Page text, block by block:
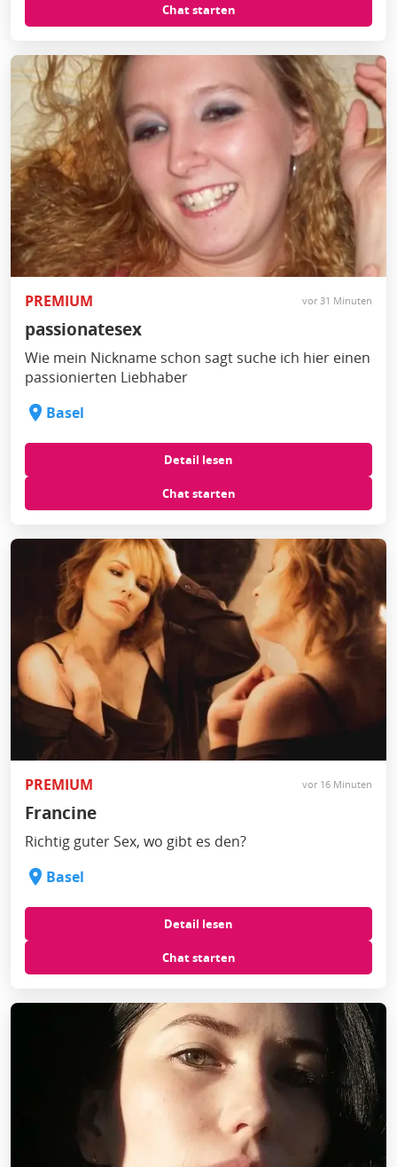
Chat starten
PREMIUM vor 31 Minuten
passionatesex
Wie mein Nickname schon sagt suche ich hier einen
passionierten Liebhaber
Basel
Detail lesen
Chat starten
PREMIUM vor 16 Minuten
Francine
Richtig guter Sex, wo gibt es den?
Basel
Detail lesen
Chat starten